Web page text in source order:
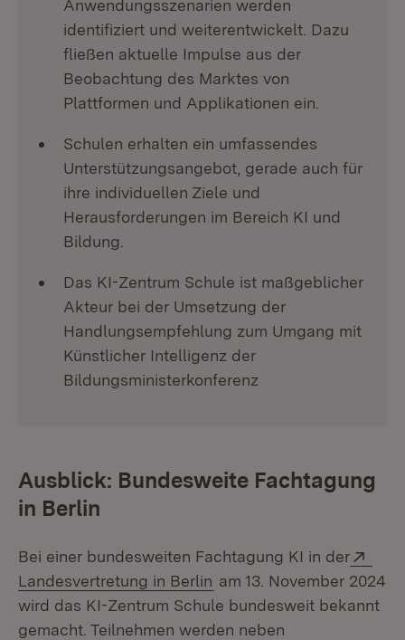
Anwendungsszenarien werden
identifiziert und weiterentwickelt. Dazu
fließen aktuelle Impulse aus der
Beobachtung des Marktes von
Plattformen und Applikationen ein.
Schulen erhalten ein umfassendes
Unterstützungsangebot, gerade auch für
ihre individuellen Ziele und
Herausforderungen im Bereich KI und
Bildung.
Das KI-Zentrum Schule ist maßgeblicher
Akteur bei der Umsetzung der
Handlungsempfehlung zum Umgang mit
Künstlicher Intelligenz der
Bildungsministerkonferenz
Ausblick: Bundesweite Fachtagung
in Berlin
Bei einer bundesweiten Fachtagung KI in der
Landesvertretung in Berlin (Öffnet in neuem Fenster)
am 13. November 2024
wird das KI-Zentrum Schule bundesweit bekannt
gemacht. Teilnehmen werden neben